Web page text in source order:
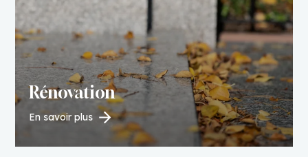
Rénovation
En savoir plus